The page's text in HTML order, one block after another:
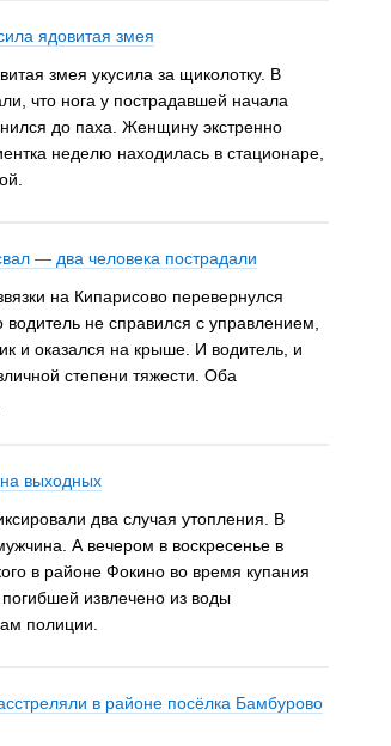
ядовитая змея
змея укусила за щиколотку. В
что нога у пострадавшей начала
до паха. Женщину экстренно
неделю находилась в стационаре,
— два человека пострадали
на Кипарисово перевернулся
не справился с управлением,
и оказался на крыше. И водитель, и
степени тяжести. Оба
выходных
два случая утопления. В
А вечером в воскресенье в
в районе Фокино во время купания
извлечено из воды
полиции.
в районе посёлка Бамбурово